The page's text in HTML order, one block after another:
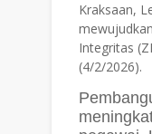
Kraksaan,
Integritas
(4/2/2026).